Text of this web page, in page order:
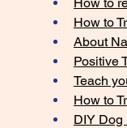
How to
About
Positive
Teach
How to
DIY Dog